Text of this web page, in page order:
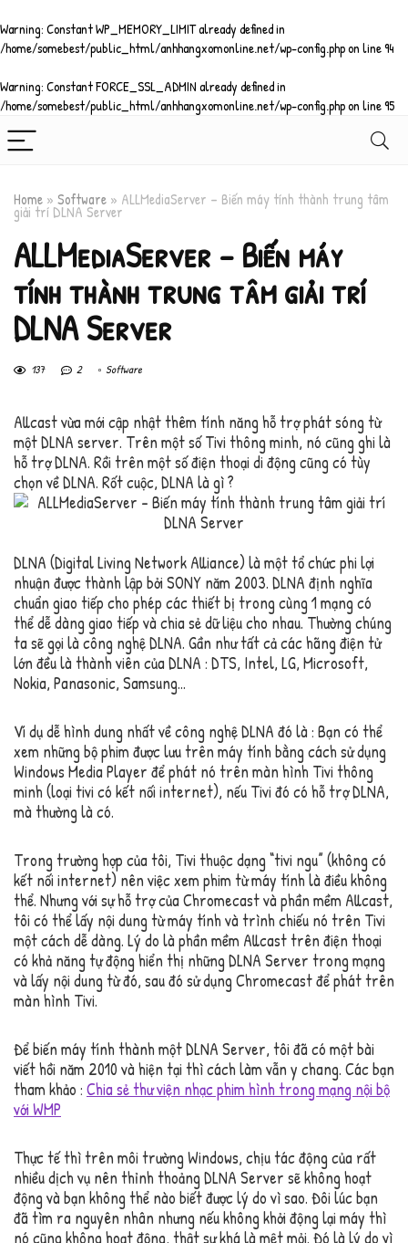
Warning: Constant WP_MEMORY_LIMIT already defined in
/home/somebest/public_html/anhhangxomonline.net/wp-config.phpon line94
Warning: Constant FORCE_SSL_ADMIN already defined in
/home/somebest/public_html/anhhangxomonline.net/wp-config.phpon line95
Home » Software » ALLMediaServer – Biến máy tính thành trung tâm
giải trí DLNA Server
ALLMediaServer – Biến máy
tính thành trung tâm giải trí
DLNA Server
137 2 Software
Allcast vừa mới cập nhật thêm tính năng hỗ trợ phát sóng từ
một DLNA server. Trên một số Tivi thông minh, nó cũng ghi là
hỗ trợ DLNA. Rồi trên một số điện thoại di động cũng có tùy
chọn về DLNA. Rốt cuộc, DLNA là gì ?
DLNA (Digital Living Network Alliance) là một tổ chức phi lợi
nhuận được thành lập bởi SONY năm 2003. DLNA định nghĩa
chuẩn giao tiếp cho phép các thiết bị trong cùng 1 mạng có
thể dễ dàng giao tiếp và chia sẻ dữ liệu cho nhau. Thường chúng
ta sẽ gọi là công nghệ DLNA. Gần như tất cả các hãng điện tử
lớn đều là thành viên của DLNA : DTS, Intel, LG, Microsoft,
Nokia, Panasonic, Samsung…
Ví dụ dễ hình dung nhất về công nghệ DLNA đó là : Bạn có thể
xem những bộ phim được lưu trên máy tính bằng cách sử dụng
Windows Media Player để phát nó trên màn hình Tivi thông
minh (loại tivi có kết nối internet), nếu Tivi đó có hỗ trợ DLNA,
mà thường là có.
Trong trường hợp của tôi, Tivi thuộc dạng “tivi ngu” (không có
kết nối internet) nên việc xem phim từ máy tính là điều không
thể. Nhưng với sự hỗ trợ của Chromecast và phần mềm Allcast,
tôi có thể lấy nội dung từ máy tính và trình chiếu nó trên Tivi
một cách dễ dàng. Lý do là phần mềm Allcast trên điện thoại
có khả năng tự động hiển thị những DLNA Server trong mạng
và lấy nội dung từ đó, sau đó sử dụng Chromecast để phát trên
màn hình Tivi.
Để biến máy tính thành một DLNA Server, tôi đã có một bài
viết hồi năm 2010 và hiện tại thì cách làm vẫn y chang. Các bạn
tham khảo : Chia sẻ thư viện nhạc phim hình trong mạng nội bộ
với WMP
Thực tế thì trên môi trường Windows, chịu tác động của rất
nhiều dịch vụ nên thỉnh thoảng DLNA Server sẽ không hoạt
động và bạn không thể nào biết được lý do vì sao. Đôi lúc bạn
đã tìm ra nguyên nhân nhưng nếu không khởi động lại máy thì
nó cũng không hoạt động, thật sự khá là mệt mỏi. Đó là lý do vì